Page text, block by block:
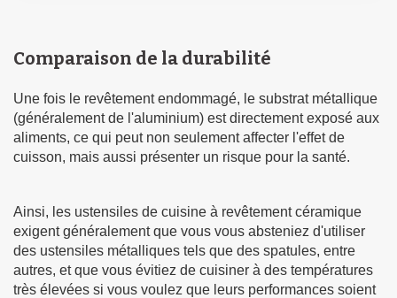
Comparaison de la durabilité
Une fois le revêtement endommagé, le substrat métallique
(généralement de l'aluminium) est directement exposé aux
aliments, ce qui peut non seulement affecter l'effet de
cuisson, mais aussi présenter un risque pour la santé.
Ainsi, les ustensiles de cuisine à revêtement céramique
exigent généralement que vous vous absteniez d'utiliser
des ustensiles métalliques tels que des spatules, entre
autres, et que vous évitiez de cuisiner à des températures
très élevées si vous voulez que leurs performances soient